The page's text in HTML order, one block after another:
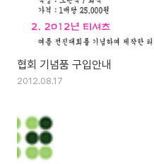
협회 기념품 구입안내
2012.08.17